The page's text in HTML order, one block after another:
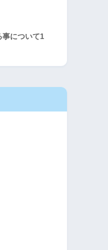
事について1